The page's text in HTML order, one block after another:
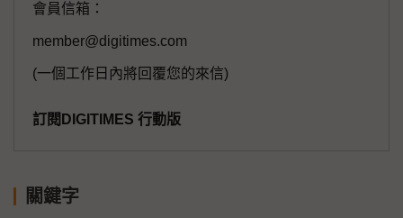
會員信箱：
member@digitimes.com
(一個工作日內將回覆您的來信)
訂閱DIGITIMES 行動版
關鍵字